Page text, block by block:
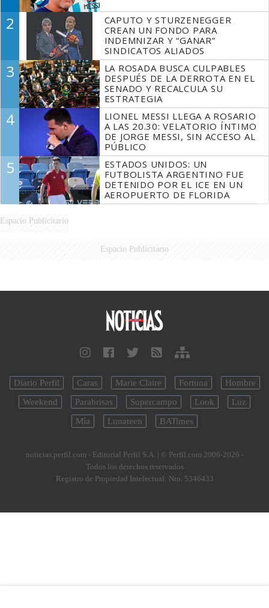
2
CAPUTO Y STURZENEGGER
CREAN UN FONDO PARA
INDEMNIZAR Y “GANAR”
SINDICATOS ALIADOS
3
LA ROSADA BUSCA CULPABLES
DESPUÉS DE LA DERROTA EN EL
SENADO Y RECALCULA SU
ESTRATEGIA
4
LIONEL MESSI LLEGA A ROSARIO
A LAS 20.30: VELATORIO ÍNTIMO
DE JORGE MESSI, SIN ACCESO AL
PÚBLICO
5
ESTADOS UNIDOS: UN
FUTBOLISTA ARGENTINO FUE
DETENIDO POR EL ICE EN UN
AEROPUERTO DE FLORIDA
Espacio Publicitario
Espacio Publicitario
Diario Perfil Caras Marie Claire Fortuna
Hombre
Weekend
Parabrisas Supercampo Look
Luz
Mía
Lunateen BATimes
noticias.perfil.com - Editorial Perfil S.A. | © Perfil.com 2006-2026 -
Todos los derechos reservados
Registro de Propiedad Intelectual: Nro. 5346433